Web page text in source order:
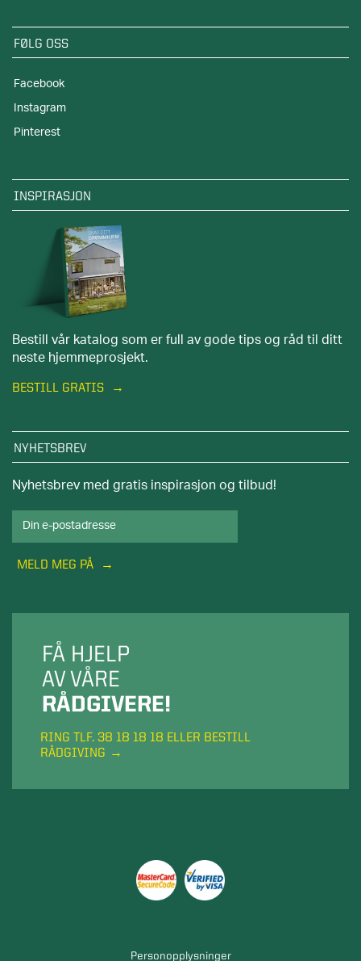
FØLG OSS
Facebook
Instagram
Pinterest
INSPIRASJON
Bestill vår katalog som er full av gode tips og råd til ditt
neste hjemmeprosjekt.
BESTILL GRATIS
NYHETSBREV
Nyhetsbrev med gratis inspirasjon og tilbud!
MELD MEG PÅ
FÅ HJELP
AV VÅRE
RÅDGIVERE!
RING TLF. 38 18 18 18 ELLER BESTILL
RÅDGIVING
Personopplysninger